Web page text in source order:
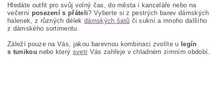
Hledáte outfit pro svůj volný čas, do města i kanceláře nebo na
večerní posezení s přáteli? Vyberte si z pestrých barev dámských
halenek, z různých délekdámských šatů či sukní a mnoho dalšího
z dámského sortimentu.
Záleží pouze na Vás, jakou barevnou kombinaci zvolíte u legín
s tunikou nebo který svetr Vás zahřeje v chladném zimním období.